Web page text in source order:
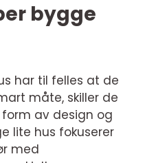
bygge
har til felles at de
måte, skiller de
av design og
lite hus fokuserer
med